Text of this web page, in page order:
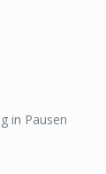
in Pausen